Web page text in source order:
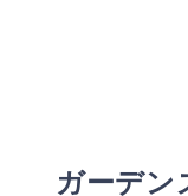
ガーデン